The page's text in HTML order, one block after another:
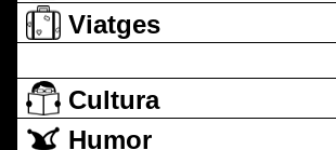
Viatges
Cultura
Humor